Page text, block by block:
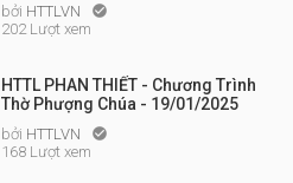
bởi HTTLVN 
202 Lượt xem
HTTL PHAN THIẾT - Chương Trình
Thờ Phượng Chúa - 19/01/2025
bởi HTTLVN 
168 Lượt xem